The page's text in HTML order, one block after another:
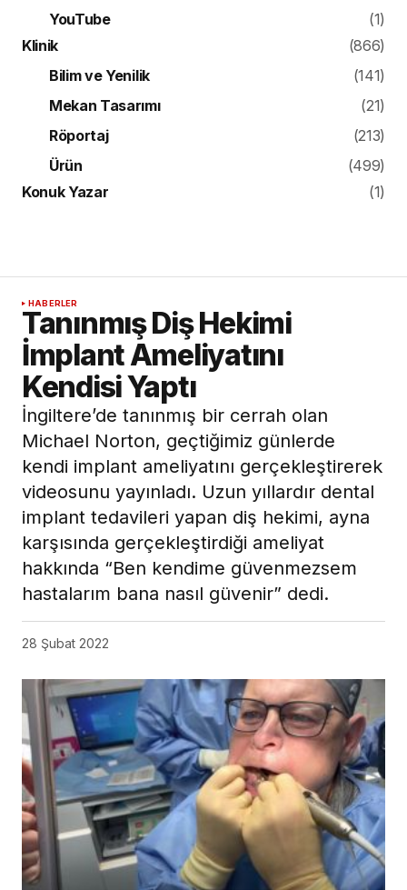
YouTube
(1)
Klinik
(866)
Bilim ve Yenilik
(141)
Mekan Tasarımı
(21)
Röportaj
(213)
Ürün
(499)
Konuk Yazar
(1)
HABERLER
Tanınmış Diş Hekimi
İmplant Ameliyatını
Kendisi Yaptı
İngiltere’de tanınmış bir cerrah olan
Michael Norton, geçtiğimiz günlerde
kendi implant ameliyatını gerçekleştirerek
videosunu yayınladı. Uzun yıllardır dental
implant tedavileri yapan diş hekimi, ayna
karşısında gerçekleştirdiği ameliyat
hakkında “Ben kendime güvenmezsem
hastalarım bana nasıl güvenir” dedi.
28 Şubat 2022